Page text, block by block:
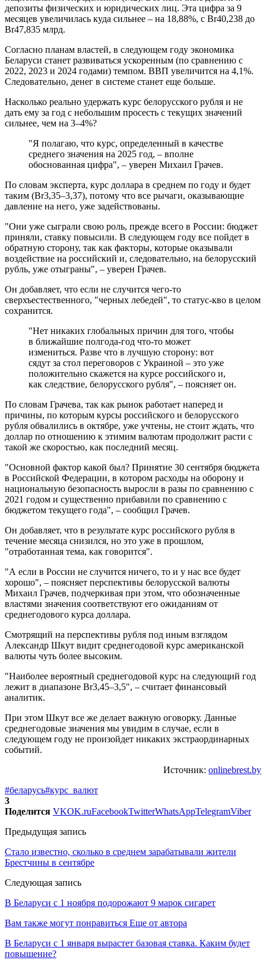
депозиты физических и юридических лиц. Эта цифра за 9
месяцев увеличилась куда сильнее – на 18,88%, с Br40,238 до
Br47,835 млрд.
Согласно планам властей, в следующем году экономика
Беларуси станет развиваться ускоренным (по сравнению с
2022, 2023 и 2024 годами) темпом. ВВП увеличится на 4,1%.
Следовательно, денег в системе станет еще больше.
Насколько реально удержать курс белорусского рубля и не
дать ему за год с небольшим просесть с текущих значений
сильнее, чем на 3–4%?
"Я полагаю, что курс, определенный в качестве
среднего значения на 2025 год, – вполне
обоснованная цифра", – уверен Михаил Грачев.
По словам эксперта, курс доллара в среднем по году и будет
таким (Br3,35–3,37), потому что все рычаги, оказывающие
давление на него, уже задействованы.
"Они уже сыграли свою роль, прежде всего в России: бюджет
приняли, ставку повысили. В следующем году все пойдет в
обратную сторону, так как факторы, которые оказывали
воздействие на российский и, следовательно, на белорусский
рубль, уже отыграны", – уверен Грачев.
Он добавляет, что если не случится чего-то
сверхъестественного, "черных лебедей", то статус-кво в целом
сохранится.
"Нет никаких глобальных причин для того, чтобы
в ближайшие полгода-год что-то может
измениться. Разве что в лучшую сторону: вот
сядут за стол переговоров с Украиной – это уже
положительно скажется на курсе российского и,
как следствие, белорусского рубля", – поясняет он.
По словам Грачева, так как рынок работает наперед и
причины, по которым курсы российского и белорусского
рубля обвалились в октябре, уже учтены, не стоит ждать, что
доллар по отношению к этимим валютам продолжит расти с
такой же скоростью, как последний месяц.
"Основной фактор какой был? Принятие 30 сентября бюджета
в Российской Федерации, в котором расходы на оборону и
национальную безопасность выросли в разы по сравнению с
2021 годом и существенно прибавили по сравнению с
бюджетом текущего года", – сообщил Грачев.
Он добавляет, что в результате курс российского рубля в
течение месяца снизился, но это уже в прошлом,
"отработанная тема, как говорится".
"А если в России не случится ничего, то и у нас все будет
хорошо", – поясняет перспективы белорусской валюты
Михаил Грачев, подчеркивая при этом, что обозначенные
властями значения соответствуют его ожиданиям от
среднегодового курса доллара.
Смотрящий на перспективы рубля под иным взглядом
Александр Шкут видит среднегодовой курс американской
валюты чуть более высоким.
"Наиболее вероятный среднегодовой курс на следующий год
лежит в диапазоне Br3,45–3,5", – считает финансовый
аналитик.
При этом Шкут все же делает важную оговорку. Данные
среднегодовые значения мы увидим в случае, если в
следующем году не произойдет никаких экстраординарных
событий.
Источник: onlinebrest.by
#беларусь#курс_валют
3
Поделится VKOK.ruFacebookTwitterWhatsAppTelegramViber
Предыдущая запись
Стало известно, сколько в среднем зарабатывали жители
Брестчины в сентябре
Следующая запись
В Беларуси с 1 ноября подорожают 9 марок сигарет
Вам также могут понравиться Еще от автора
В Беларуси с 1 января вырастет базовая ставка. Каким будет
повышение?